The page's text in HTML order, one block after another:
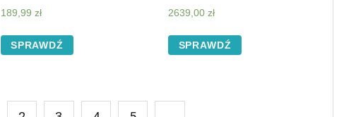
189,99 zł
SPRAWDŹ
2639,00zł
SPRAWDŹ